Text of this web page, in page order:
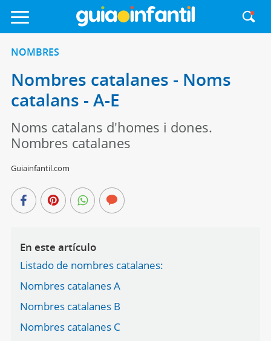
NOMBRES
Nombres catalanes - Noms
catalans - A-E
Noms catalans d'homes i dones.
Nombres catalanes
Guiainfantil.com
En este artículo
Listado de nombres catalanes:
Nombres catalanes A
Nombres catalanes B
Nombres catalanes C